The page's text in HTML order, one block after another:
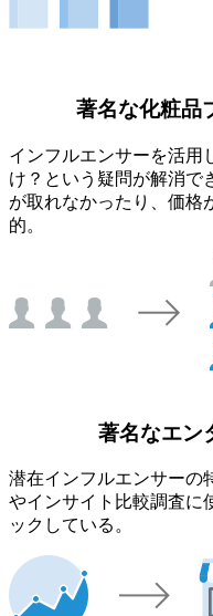
著名な化粧品
インフルエンサーを活用
け？という疑問が解消で
が取れなかったり、価格
的。
著名なエン
潜在インフルエンサーの
やインサイト比較調査に
ックしている。